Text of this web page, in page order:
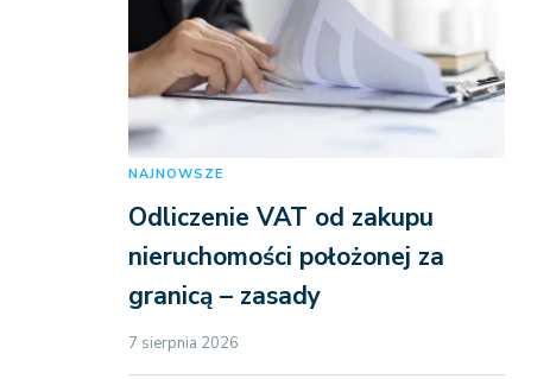
NAJNOWSZE
Odliczenie VAT od zakupu
nieruchomości położonej za
granicą – zasady
7 sierpnia 2026